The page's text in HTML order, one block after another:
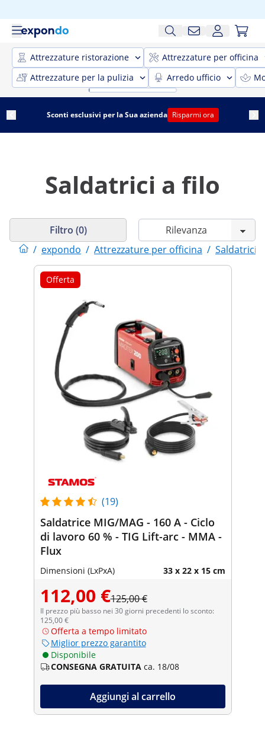
Attrezzature ristorazione
Attrezzature per officina
Attrezzature per la pulizia
Arredo ufficio
Sconti esclusivi per la Sua azienda Risparmi ora
Saldatrici a filo
/ expondo / Attrezzature per officina / Saldatrici
Filtro (0)
Offerta
(19)
Saldatrice MIG/MAG - 160 A - Ciclo
di lavoro 60 % - TIG Lift-arc - MMA -
Flux
Dimensioni (LxPxA) 33 x 22 x 15 cm
112,00 €125,00 €
Il prezzo più basso nei 30 giorni precedenti lo sconto:
125,00 €
Offerta a tempo limitato
Miglior prezzo garantito
Disponibile
CONSEGNA GRATUITA ca. 18/08
Aggiungi al carrello